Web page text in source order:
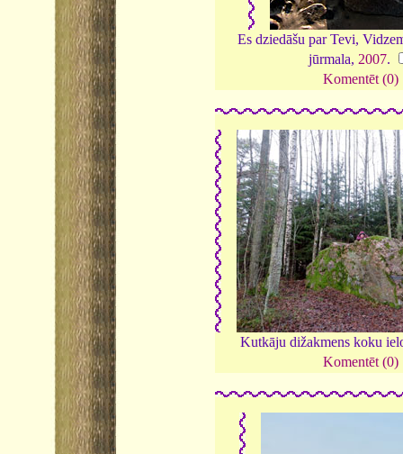
Es dziedāšu par Tevi,
jūrmala, 2007.
Komentēt (0)
Kutkāju dižakmens koku
Komentēt (0)